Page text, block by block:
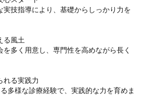
技指導により、基礎からしっかり力を
る風土
多く用意し、専門性を高めながら長く
れる実践力
多様な診療経験で、実践的な力を育めま